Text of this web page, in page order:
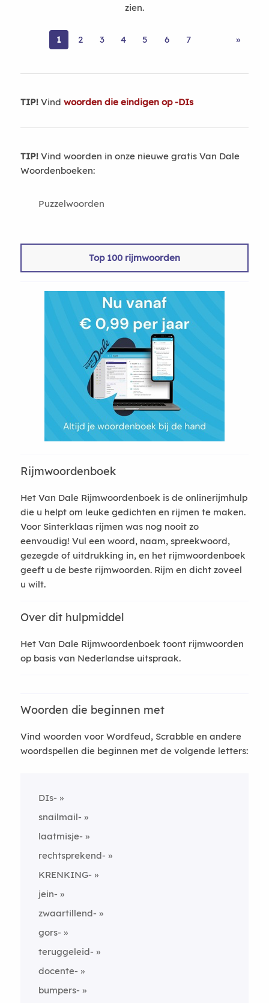
zien.
1 2 3 4 5 6 7 »
TIP!Vind woorden die eindigen op -DIs
TIP!Vind woorden in onze nieuwe gratis Van Dale
Woordenboeken:
Puzzelwoorden
Top 100 rijmwoorden
Rijmwoordenboek
Het Van Dale Rijmwoordenboek is de onlinerijmhulp
die u helpt om leuke gedichten en rijmen te maken.
Voor Sinterklaas rijmen was nog nooit zo
eenvoudig! Vul een woord, naam, spreekwoord,
gezegde of uitdrukking in, en het rijmwoordenboek
geeft u de beste rijmwoorden. Rijm en dicht zoveel
u wilt.
Over dit hulpmiddel
Het Van Dale Rijmwoordenboek toont rijmwoorden
op basis van Nederlandse uitspraak.
Woorden die beginnen met
Vind woorden voor Wordfeud, Scrabble en andere
woordspellen die beginnen met de volgende letters:
DIs-
snailmail-
laatmisje-
rechtsprekend-
KRENKING-
jein-
zwaartillend-
gors-
teruggeleid-
docente-
bumpers-